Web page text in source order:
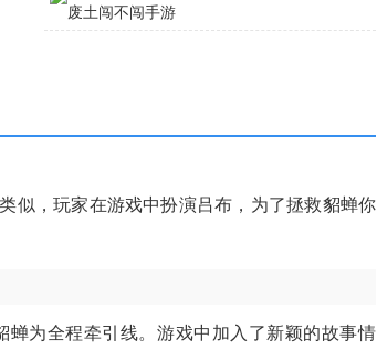
少侠别打我手游 v1.0.5 安卓版
似，玩家在游戏中扮演吕布，为了拯救貂蝉你
为全程牵引线。游戏中加入了新颖的故事情